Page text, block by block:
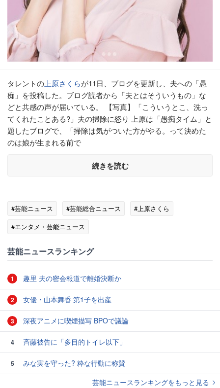
タレントの 上原さくらが11日、ブログを更新し、夫への「愚
痴」を投稿した。ブログ読者から「夫とはそういうもの」な
どと共感の声が届いている。 【写真】「こういうとこ、洗っ
てくれたことある?」夫の掃除に怒り 上原は「愚痴タイム」と
題したブログで、「掃除は気がついた方がやる。って決めた
のは娘が生まれる前で
続きを読む
#芸能ニュース #芸能総合ニュース
#上原さくら
#エンタメ・芸能ニュース
芸能ニュースランキング
1 趣里 夫の密会報道で離婚決断か
2 女優・山本舞香 第1子を出産
3 深夜アニメに喫煙描写 BPOで議論
4 斉藤被告に「多目的トイレ以下」
5
みな実を守った? 粋な行動に称賛
芸能ニュースランキングをもっと見る